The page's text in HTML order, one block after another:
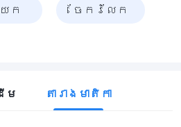
យក ចែក​រំលែក
ម​ តារាងមាតិកា